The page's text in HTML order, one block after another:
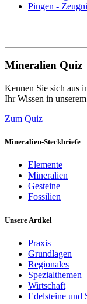
Pingen -
Mineralien Quiz
Kennen Sie sich aus
Ihr Wissen in
Zum Quiz
Mineralien-Steckbriefe
Elemente
Mineralien
Gesteine
Fossilien
Unsere Artikel
Praxis
Grundlagen
Regionales
Spezialthemen
Wirtschaft
Edelsteine und